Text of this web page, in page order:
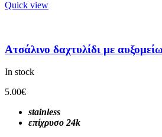
Quick view
Ατσάλινο δαχτυλίδι με
In stock
5.00€
stainless
επίχρυσο 24k